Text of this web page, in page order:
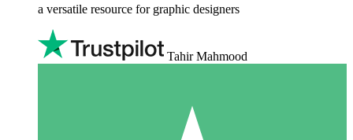
a versatile resource for graphic designers
Tahir Mahmood